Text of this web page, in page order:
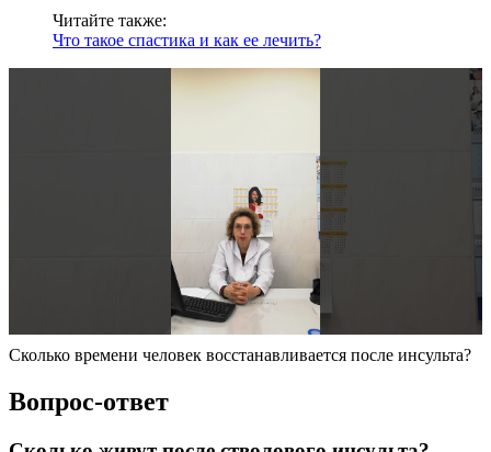
Читайте также:
Что такое спастика и как ее лечить?
Сколько времени человек восстанавливается после инсульта?
Вопрос-ответ